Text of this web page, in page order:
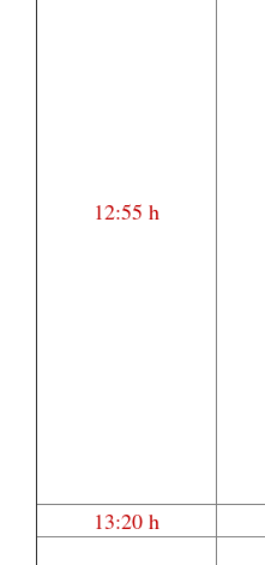
12:55 h
13:20 h